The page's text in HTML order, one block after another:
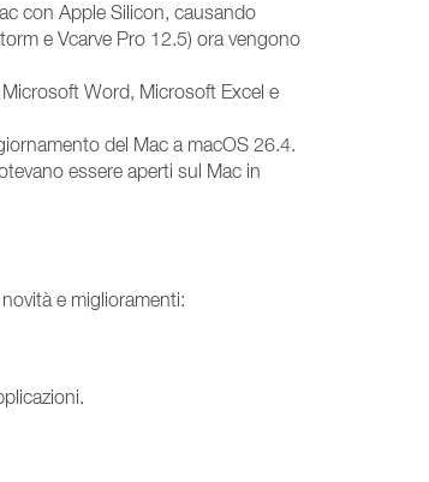
con Apple Silicon, causando
e Vcarve Pro 12.5) ora vengono
Word, Microsoft Excel e
del Mac a macOS 26.4.
essere aperti sul Mac in
e miglioramenti: